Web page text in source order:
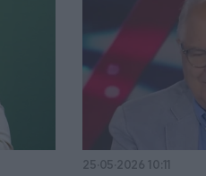
25·05·2026 10:11